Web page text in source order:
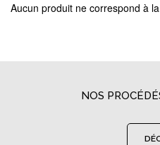
Aucun produit ne correspond à
NOS